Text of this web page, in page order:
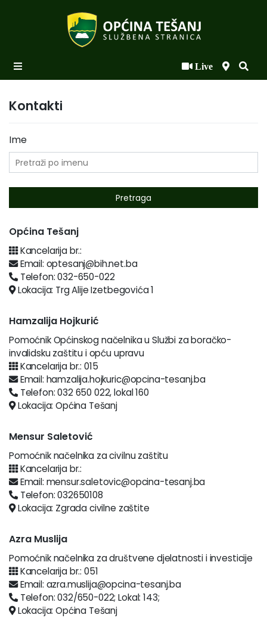
Live
Novosti po kategorijama
Biznis
Općinski načelnik
Kontakti
Ime
Općina Tešanj
Kancelarija br.:
Email: optesanj@bih.net.ba
Telefon: 032-650-022
Lokacija: Trg Alije Izetbegovića 1
Hamzalija Hojkurić
Pomoćnik Općinskog načelnika u Službi za boračko-
invalidsku zaštitu i opću upravu
Kancelarija br.: 015
Email: hamzalija.hojkuric@opcina-tesanj.ba
Telefon: 032 650 022, lokal 160
Lokacija: Općina Tešanj
Mensur Saletović
Pomoćnik načelnika za civilnu zaštitu
Kancelarija br.:
Email: mensur.saletovic@opcina-tesanj.ba
Telefon: 032650108
Lokacija: Zgrada civilne zaštite
Azra Muslija
Pomoćnik načelnika za društvene djelatnosti i investicije
Kancelarija br.: 051
Email: azra.muslija@opcina-tesanj.ba
Telefon: 032/650-022; Lokal: 143;
Lokacija: Općina Tešanj